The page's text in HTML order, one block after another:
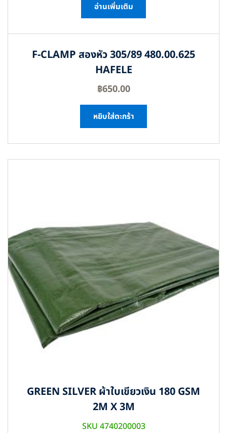
อ่านเพิ่มเติม
F-CLAMP สองหัว 305/89 480.00.625
HAFELE
฿650.00
หยิบใส่ตะกร้า
GREEN SILVER ผ้าใบเขียวเงิน 180 GSM
2M X 3M
SKU 4740200003